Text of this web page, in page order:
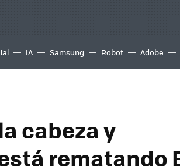
IA Samsung Robot Adobe
cabeza y
rematando